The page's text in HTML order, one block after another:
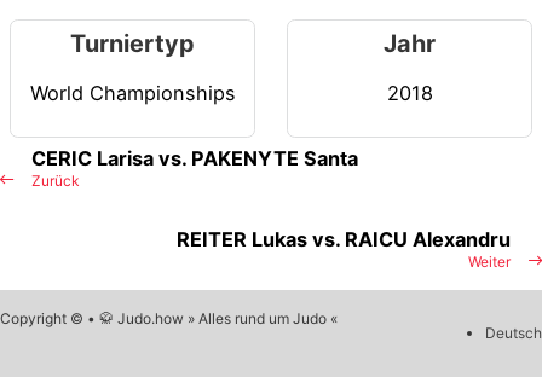
Turniertyp
World Championships
Jahr
2018
Zurück
CERIC Larisa vs. PAKENYTE Santa
Weiter
REITER Lukas vs. RAICU Alexandru
Copyright © • 🥋 Judo.how » Alles rund um Judo «
Deutsch